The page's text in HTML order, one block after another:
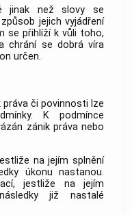
jinak než slovy se
jejich vyjádření
se přihlíží k vůli toho,
chrání se dobrá víra
určen.
práva či povinnosti lze
K podmínce
zánik práva nebo
na jejím splnění
úkonu nastanou.
jestliže na jejím
již nastalé